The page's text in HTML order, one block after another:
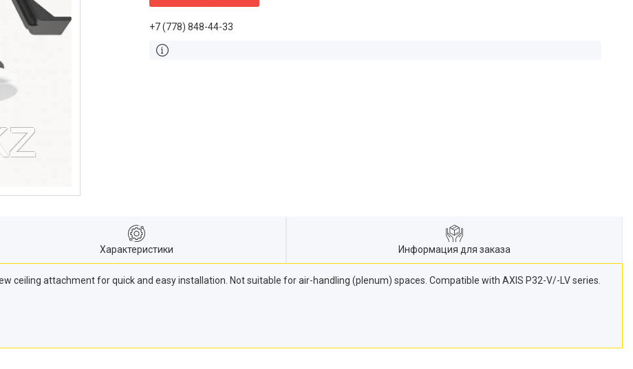
+7 (778) 848-44-33
Характеристики Информация для заказа
ceiling attachment for quick and easy installation. Not suitable for air-handling (plenum) spaces. Compatible with AXIS P32-V/-LV series.